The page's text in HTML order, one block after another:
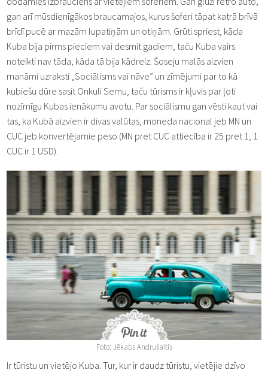
gan arī mūsdienīgākos braucamajos, kurus šoferi tāpat katrā brīvā
brīdī pucē ar mazām lupatiņām un otiņām. Grūti spriest, kāda
Kuba bija pirms pieciem vai desmit gadiem, taču Kuba vairs
noteikti nav tāda, kāda tā bija kādreiz. Šoseju malās aizvien
manāmi uzraksti „Sociālisms vai nāve” un zīmējumi par to kā
kubiešu dūre sasit Onkuli Semu, taču tūrisms ir kļuvis par ļoti
nozīmīgu Kubas ienākumu avotu. Par sociālismu gan vēsti kaut vai
tas, ka Kubā aizvien ir divas valūtas, moneda nacional jeb MN un
CUC jeb konvertējamie peso (MN pret CUC attiecība ir 25 pret 1, 1
CUC ir 1 USD).
Foto: Jēkabs Andrušaitis
Ir tūristu un vietējo Kuba. Tur, kur ir daudz tūristu, vietējie dzīvo